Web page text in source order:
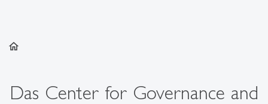
home
Das Center for Governance and